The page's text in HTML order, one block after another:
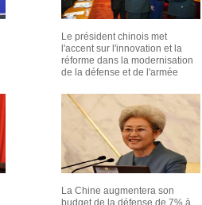
Le président chinois met
l'accent sur l'innovation et la
réforme dans la modernisation
de la défense et de l'armée
La Chine augmentera son
budget de la défense de 7% à